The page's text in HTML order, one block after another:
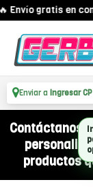
Envío gratis en
Enviar a Ingresar
Contáctanos
productos